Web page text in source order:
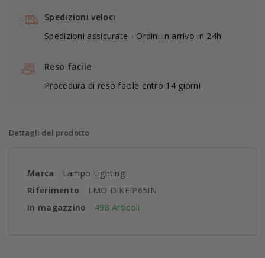
Spedizioni veloci
Spedizioni assicurate - Ordini in arrivo in 24h
Reso facile
Procedura di reso facile entro 14 giorni
Dettagli del prodotto
Marca
Lampo Lighting
Riferimento
LMO DIKFIP65IN
In magazzino
498 Articoli